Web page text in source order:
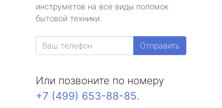
инструметов на все виды поломок
бытовой техники.
Отправить
Или позвоните по номеру
+7 (499) 653-88-85.